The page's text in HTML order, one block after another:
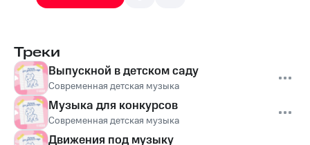
Треки
Выпускной в детском саду
Современная детская музыка
Музыка для конкурсов
Современная детская музыка
Движения под музыку